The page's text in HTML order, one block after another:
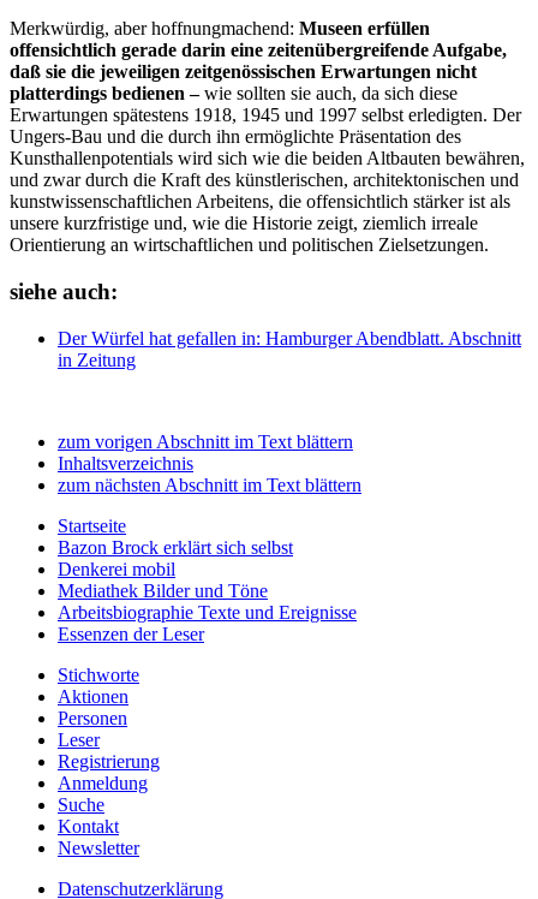
Merkwürdig, aber hoffnungmachend: Museen erfüllen
offensichtlich gerade darin eine zeitenübergreifende Aufgabe,
daß sie die jeweiligen zeitgenössischen Erwartungen nicht
platterdings bedienen –wie sollten sie auch, da sich diese
Erwartungen spätestens 1918, 1945 und 1997 selbst erledigten. Der
Ungers-Bau und die durch ihn ermöglichte Präsentation des
Kunsthallenpotentials wird sich wie die beiden Altbauten bewähren,
und zwar durch die Kraft des künstlerischen, architektonischen und
kunstwissenschaftlichen Arbeitens, die offensichtlich stärker ist als
unsere kurzfristige und, wie die Historie zeigt, ziemlich irreale
Orientierung an wirtschaftlichen und politischen Zielsetzungen.
siehe auch:
Der Würfel hat gefallen in: Hamburger Abendblatt. Abschnitt
in Zeitung
zum vorigen Abschnitt im Text blättern
Inhaltsverzeichnis
zum nächsten Abschnitt im Text blättern
Startseite
Bazon Brock erklärt sich selbst
Denkerei mobil
Mediathek Bilder und Töne
Arbeitsbiographie Texte und Ereignisse
Essenzen der Leser
Stichworte
Aktionen
Personen
Leser
Registrierung
Anmeldung
Suche
Kontakt
Newsletter
Datenschutzerklärung